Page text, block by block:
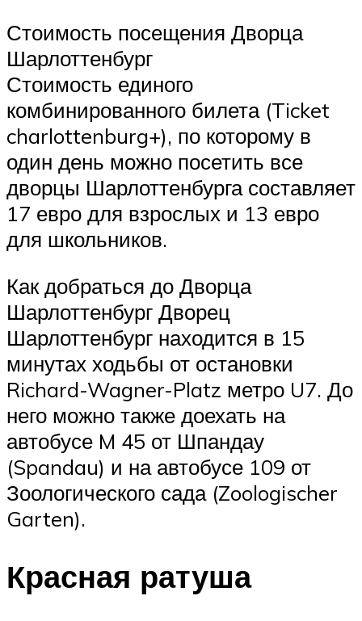
Стоимость посещения Дворца
Шарлоттенбург
Стоимость единого
комбинированного билета (Ticket
charlottenburg+), по которому в
один день можно посетить все
дворцы Шарлоттенбурга составляет
17 евро для взрослых и 13 евро
для школьников.
Как добраться до Дворца
Шарлоттенбург Дворец
Шарлоттенбург находится в 15
минутах ходьбы от остановки
Richard-Wagner-Platz метро U7. До
него можно также доехать на
автобусе M 45 от Шпандау
(Spandau) и на автобусе 109 от
Зоологического сада (Zoologischer
Garten).
Красная ратуша